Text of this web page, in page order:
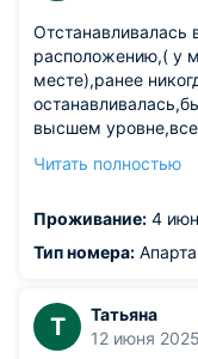
Отстанавливалась
расположению,( у
месте),ранее
высшем уровне,все
через 3 часа
звездам,все
все есть
Читать полностью
Проживание: 4
Тип номера:
Т
Татьяна
12 июня 2025